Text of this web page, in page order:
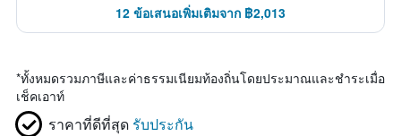
12 ข้อเสนอเพิ่มเติมจาก ฿2,013
*ทั้งหมดรวมภาษีและค่าธรรมเนียมท้องถิ่นโดยประมาณและชำระเมื่อ
เช็คเอาท์
ราคาที่ดีที่สุด รับประกัน